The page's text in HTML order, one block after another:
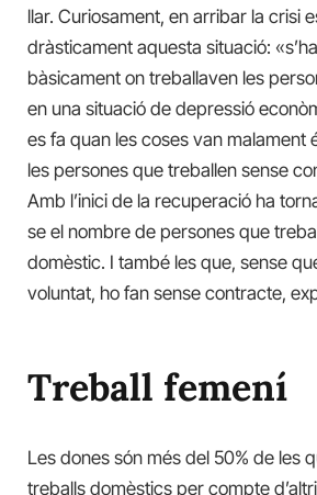
llar. Curiosament, en arribar la crisi
dràsticament aquesta situació:
bàsicament on treballaven les
en una situació de depressió
es fa quan les coses van malament
les persones que treballen sense
Amb l’inici de la recuperació ha
se el nombre de persones que
domèstic. I també les que, sense
voluntat, ho fan sense contracte,
Treball femení
Les dones són més del 50% de les
treballs domèstics per compte